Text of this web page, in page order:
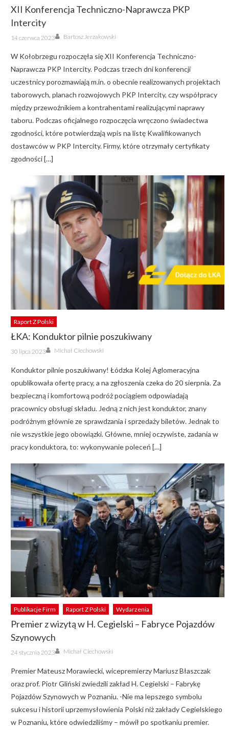
XII Konferencja Techniczno-Naprawcza PKP
Intercity
Posted
on
14 czerwca 2023 Author
Bartosz Jerzakowski
W Kołobrzegu rozpoczęła się XII Konferencja Techniczno-
Naprawcza PKP Intercity. Podczas trzech dni konferencji
uczestnicy porozmawiają m.in. o obecnie realizowanych projektach
taborowych, planach rozwojowych PKP Intercity, czy współpracy
między przewoźnikiem a kontrahentami realizującymi naprawy
taboru. Podczas oficjalnego rozpoczęcia wręczono świadectwa
zgodności, które potwierdzają wpis na listę Kwalifikowanych
dostawców w PKP Intercity. Firmy, które otrzymały certyfikaty
zgodności […]
Raport Z Polski
ŁKA: Konduktor pilnie poszukiwany
Posted
on
30 lipca 2023 Author
Michał Ciechowski
Konduktor pilnie poszukiwany! Łódzka Kolej Aglomeracyjna
opublikowała ofertę pracy, a na zgłoszenia czeka do 20 sierpnia. Za
bezpieczną i komfortową podróż pociągiem odpowiadają
pracownicy obsługi składu. Jedną z nich jest konduktor, znany
podróżnym głównie ze sprawdzania i sprzedaży biletów. Jednak to
nie wszystkie jego obowiązki. Główne, mniej oczywiste, zadania w
pracy konduktora, to: wykonywanie poleceń […]
Publikacje Firm Raport Z Polski Wydarzenia
Premier z wizytą w H. Cegielski – Fabryce Pojazdów
Szynowych
Posted
on
24 stycznia 2023 Author
Michał Ciechowski
Premier Mateusz Morawiecki, wicepremierzy Mariusz Błaszczak
oraz prof. Piotr Gliński zwiedzili zakład H. Cegielski – Fabrykę
Pojazdów Szynowych w Poznaniu. -Nie ma lepszego symbolu
sukcesu i historii uprzemysłowienia Polski niż zakłady Cegielskiego
w Poznaniu, które odwiedziliśmy – mówił po spotkaniu premier.